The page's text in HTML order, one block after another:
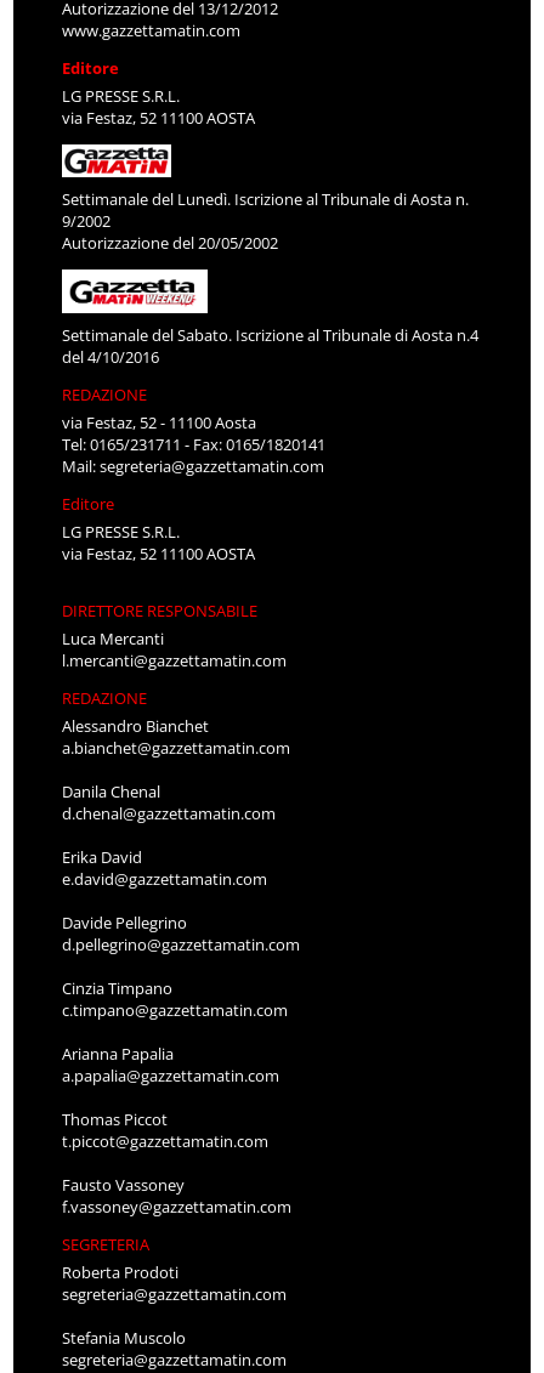
Autorizzazione del 13/12/2012
www.gazzettamatin.com
Editore
LG PRESSE S.R.L.
via Festaz, 52 11100 AOSTA
Settimanale del Lunedì. Iscrizione al Tribunale di Aosta n.
9/2002
Autorizzazione del 20/05/2002
Settimanale del Sabato. Iscrizione al Tribunale di Aosta n.4
del 4/10/2016
REDAZIONE
via Festaz, 52 - 11100 Aosta
Tel: 0165/231711 - Fax: 0165/1820141
Mail:segreteria@gazzettamatin.com
Editore
LG PRESSE S.R.L.
via Festaz, 52 11100 AOSTA
DIRETTORE RESPONSABILE
Luca Mercanti
l.mercanti@gazzettamatin.com
REDAZIONE
Alessandro Bianchet
a.bianchet@gazzettamatin.com
Danila Chenal
d.chenal@gazzettamatin.com
Erika David
e.david@gazzettamatin.com
Davide Pellegrino
d.pellegrino@gazzettamatin.com
Cinzia Timpano
c.timpano@gazzettamatin.com
Arianna Papalia
a.papalia@gazzettamatin.com
Thomas Piccot
t.piccot@gazzettamatin.com
Fausto Vassoney
f.vassoney@gazzettamatin.com
SEGRETERIA
Roberta Prodoti
segreteria@gazzettamatin.com
Stefania Muscolo
segreteria@gazzettamatin.com